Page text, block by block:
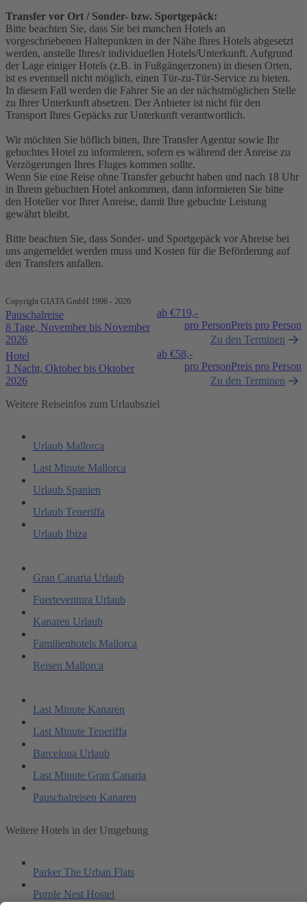
Transfer vor Ort / Sonder- bzw. Sportgepäck:
Bitte beachten Sie, dass Sie bei manchen Hotels an
vorgeschriebenen Haltepunkten in der Nähe Ihres Hotels abgesetzt
werden, anstelle Ihres/r individuellen Hotels/Unterkunft. Aufgrund
der Lage einiger Hotels (z.B. in Fußgängerzonen) in diesen Orten,
ist es eventuell nicht möglich, einen Tür-zu-Tür-Service zu bieten.
In diesem Fall werden die Fahrer Sie an der nächstmöglichen Stelle
zu Ihrer Unterkunft absetzen. Der Anbieter ist nicht für den
Transport Ihres Gepäcks zur Unterkunft verantwortlich.
Wir möchten Sie höflich bitten, Ihre Transfer Agentur sowie Ihr
gebuchtes Hotel zu informieren, sofern es während der Anreise zu
Verzögerungen Ihres Fluges kommen sollte.
Wenn Sie eine Reise ohne Transfer gebucht haben und nach 18 Uhr
in Ihrem gebuchten Hotel ankommen, dann informieren Sie bitte
den Hotelier vor Ihrer Anreise, damit Ihre gebuchte Leistung
gewährt bleibt.
Bitte beachten Sie, dass Sonder- und Sportgepäck vor Abreise bei
uns angemeldet werden muss und Kosten für die Beförderung auf
den Transfers anfallen.
Copyright GIATA GmbH 1996 - 2026
Pauschalreise
8 Tage, November bis November
2026
ab €719,-
pro PersonPreis pro Person
Zu den Terminen
Hotel
1 Nacht, Oktober bis Oktober
2026
ab €58,-
pro PersonPreis pro Person
Zu den Terminen
Weitere Reiseinfos zum Urlaubsziel
Urlaub Mallorca
Last Minute Mallorca
Urlaub Spanien
Urlaub Teneriffa
Urlaub Ibiza
Gran Canaria Urlaub
Fuerteventura Urlaub
Kanaren Urlaub
Familienhotels Mallorca
Reisen Mallorca
Last Minute Kanaren
Last Minute Teneriffa
Barcelona Urlaub
Last Minute Gran Canaria
Pauschalreisen Kanaren
Weitere Hotels in der Umgebung
Parker The Urban Flats
Purple Nest Hostel